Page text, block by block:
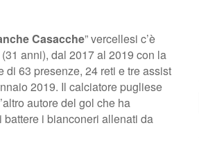
Casacche” vercellesi c’è
(31 anni), dal 2017 al 2019 con la
di 63 presenze, 24 reti e tre assist
2019. Il calciatore pugliese
autore del gol che ha
i bianconeri allenati da